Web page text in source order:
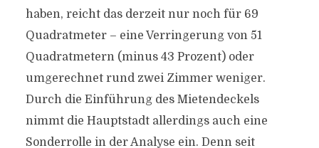
haben, reicht das derzeit nur noch für 69
Quadratmeter – eine Verringerung von 51
Quadratmetern (minus 43 Prozent) oder
umgerechnet rund zwei Zimmer weniger.
Durch die Einführung des Mietendeckels
nimmt die Hauptstadt allerdings auch eine
Sonderrolle in der Analyse ein. Denn seit